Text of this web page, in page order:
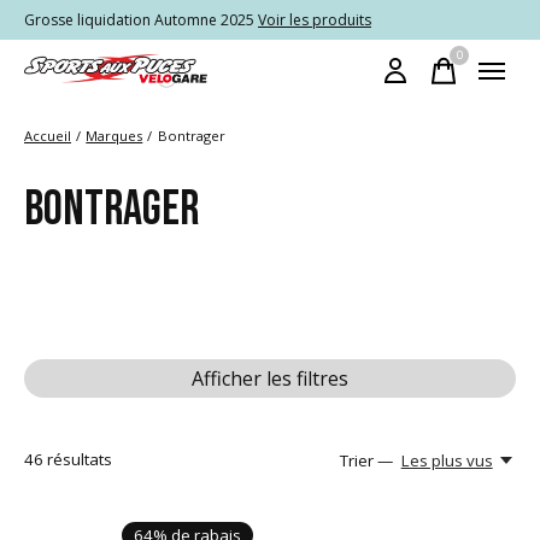
Grosse liquidation Automne 2025 Voir les produits
0items
Accueil / Marques / Bontrager
BONTRAGER
Afficher les filtres
46 résultats Trier — Les plus vus
64% de rabais